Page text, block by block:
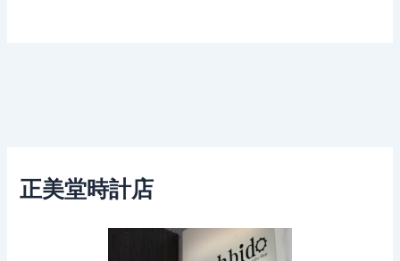
正美堂時計店